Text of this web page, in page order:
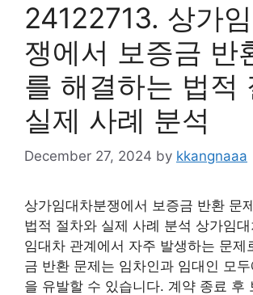
24122713. 상가
쟁에서 보증금 반
를 해결하는 법적
실제 사례 분석
December 27, 2024 by kkangnaaa
상가임대차분쟁에서 보증금 반환 문
법적 절차와 실제 사례 분석 상가임
임대차 관계에서 자주 발생하는 문제
금 반환 문제는 임차인과 임대인 모
을 유발할 수 있습니다. 계약 종료 후